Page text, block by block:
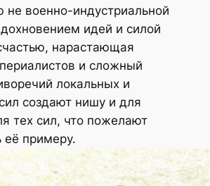
не военно-индустриальной
идей и силой
нарастающая
и сложный
локальных и
создают нишу и для
тех сил, что пожелают
её примеру.